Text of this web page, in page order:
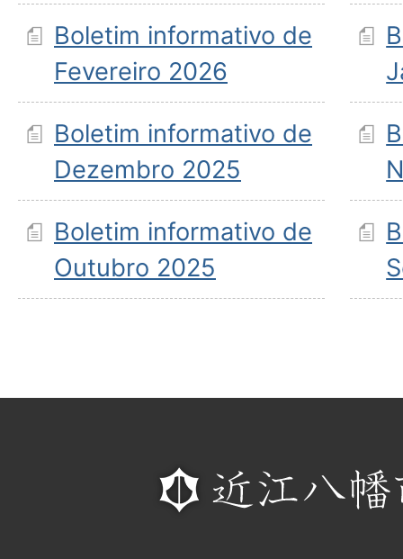
Boletim informativo de
Fevereiro 2026
Boletim informativo de
Dezembro 2025
Boletim informativo de
Outubro 2025